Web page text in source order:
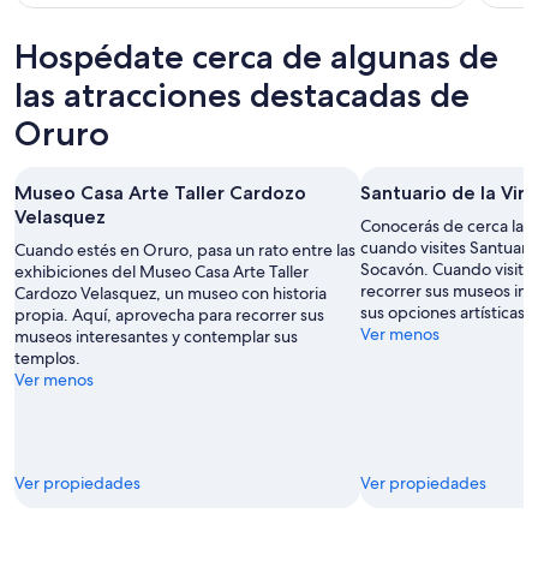
Hospédate cerca de algunas de
las atracciones destacadas de
Oruro
Museo Casa Arte Taller Cardozo
Velasquez
Cuando estés en Oruro, pasa un rato entre las
exhibiciones del Museo Casa Arte Taller
Cardozo Velasquez, un museo con historia
propia. Aquí, aprovecha para recorrer sus
museos interesantes y contemplar sus
templos.
Ver menos
Ver propiedades
Santuario de la
Conocerás de cerca la
cuando visites
Socavón. Cuando
recorrer sus museos
sus opciones artísticas.
Ver menos
Ver propiedades